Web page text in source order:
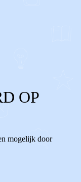
OP
mogelijk door